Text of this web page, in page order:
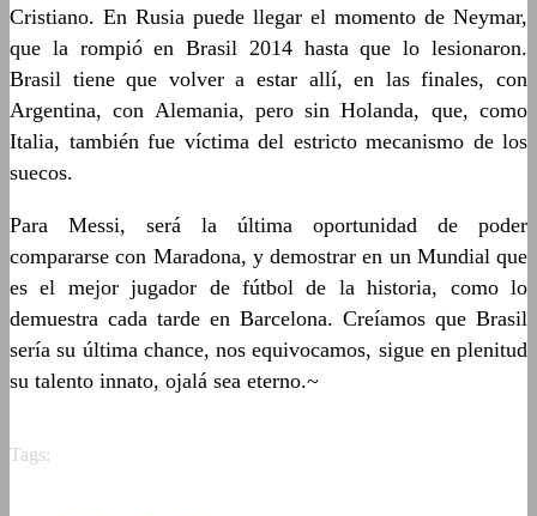
Cristiano. En Rusia puede llegar el momento de Neymar,
que la rompió en Brasil 2014 hasta que lo lesionaron.
Brasil tiene que volver a estar allí, en las finales, con
Argentina, con Alemania, pero sin Holanda, que, como
Italia, también fue víctima del estricto mecanismo de los
suecos.
Para Messi, será la última oportunidad de poder
compararse con Maradona, y demostrar en un Mundial que
es el mejor jugador de fútbol de la historia, como lo
demuestra cada tarde en Barcelona. Creíamos que Brasil
sería su última chance, nos equivocamos, sigue en plenitud
su talento innato, ojalá sea eterno.~
Tags: